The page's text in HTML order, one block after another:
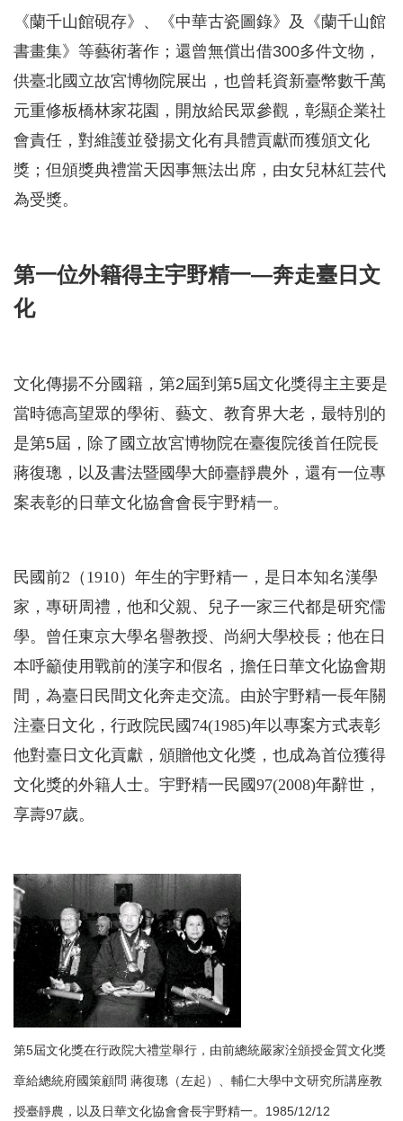
《蘭千山館硯存》、《中華古瓷圖錄》及《蘭千山館
書畫集》等藝術著作；還曾無償出借300多件文物，
供臺北國立故宮博物院展出，也曾耗資新臺幣數千萬
元重修板橋林家花園，開放給民眾參觀，彰顯企業社
會責任，對維護並發揚文化有具體貢獻而獲頒文化
獎；但頒獎典禮當天因事無法出席，由女兒林紅芸代
為受獎。
第一位外籍得主宇野精一—奔走臺 日文
化
文化傳揚不分國籍，第2屆到第5屆文化獎得主主要是
當時德高望眾的學術、藝文、教育界大老，最特別的
是第5屆，除了國立故宮博物院在臺復院後首任院長
蔣復璁，以及書法暨國學大師臺靜農外，還有一位專
案表彰的日華文化協會會長宇野精一。
民國前2（1910）年生的宇野精一，是日本知名漢學
家，專研周禮，他和父親、兒子一家三代都是研究儒
學。曾任東京大學名譽教授、尚絅大學校長；他在日
本呼籲使用戰前的漢字和假名，擔任日華文化協會期
間，為臺日民間文化奔走交流。由於宇野精一長年關
注臺日文化，行政院民國74(1985)年以專案方式表彰
他對臺日文化貢獻，頒贈他文化獎，也成為首位獲得
文化獎的外籍人士。宇野精一民國97(2008)年辭世，
享壽97歲。
第5屆文化獎在行政院大禮堂舉行，由前總統嚴家洤頒授金質文化獎
章給總統府國策顧問 蔣復璁（左起）、輔仁大學中文研究所講座教
授臺靜農，以及日華文化協會會長宇野精一。1985/12/12